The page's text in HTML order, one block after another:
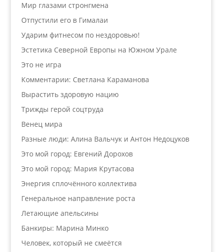
Мир глазами стронгмена
Отпустили его в Гималаи
Ударим фитнесом по нездоровью!
Эстетика Северной Европы на Южном Урале
Это не игра
Комментарии: Светлана Караманова
Вырастить здоровую нацию
Трижды герой соцтруда
Венец мира
Разные люди: Алина Вальчук и Антон Недоцуков
Это мой город: Евгений Дорохов
Это мой город: Мария Крутасова
Энергия сплочённого коллектива
Генеральное направление роста
Летающие апельсины
Банкиры: Марина Минко
Человек, который не смеётся